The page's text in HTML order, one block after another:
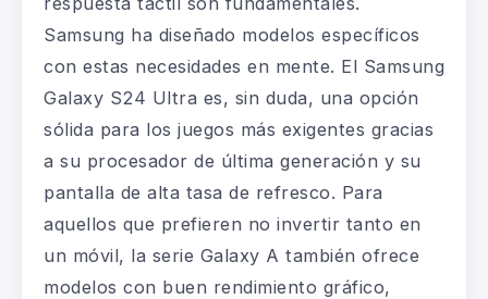
Samsung ha diseñado modelos específicos
con estas necesidades en mente. El Samsung
Galaxy S24 Ultra es, sin duda, una opción
sólida para los juegos más exigentes gracias
a su procesador de última generación y su
pantalla de alta tasa de refresco. Para
aquellos que prefieren no invertir tanto en
un móvil, la serie Galaxy A también ofrece
modelos con buen rendimiento gráfico,